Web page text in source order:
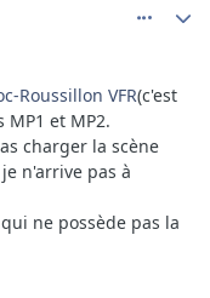
Roussillon VFR(c'est
et MP2.
charger la scène
n'arrive pas à
ne possède pas la